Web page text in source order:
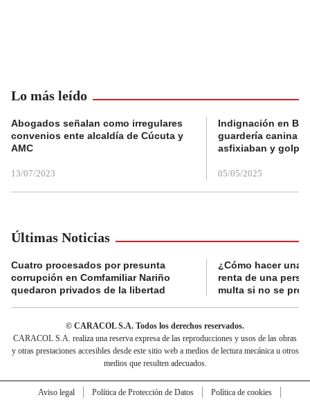
Lo más leído
Abogados señalan como irregulares
convenios ente alcaldía de Cúcuta y
AMC
13/07/2023
Indignación en
guardería canina
asfixiaban y
05/05/2025
Últimas Noticias
Cuatro procesados por presunta
corrupción en Comfamiliar Nariño
quedaron privados de la libertad
¿Cómo hacer una
renta de una
multa si no se
© CARACOL S.A. Todos los derechos reservados.
CARACOL S.A. realiza una reserva expresa de las reproducciones y usos de las obras
y otras prestaciones accesibles desde este sitio web a medios de lectura mecánica u otros
medios que resulten adecuados.
Aviso legal Política de Protección de Datos
Política de cookies